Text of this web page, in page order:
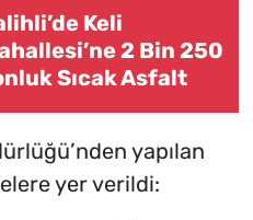
Keli
2 Bin 250
Sıcak Asfalt
yapılan
yer verildi: